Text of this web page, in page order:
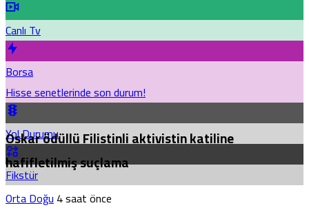
Canlı Tv
Borsa
Hisse senetlerinde son durum!
Yol Durumu
Fikstür
Oskar ödüllü Filistinli aktivistin katiline
hafifletilmiş suçlama
Orta Doğu4 saat önce